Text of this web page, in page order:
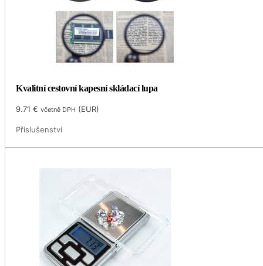
Kvalitní cestovní kapesní skládací lupa
9.71€ včetně DPH (EUR)
Příslušenství